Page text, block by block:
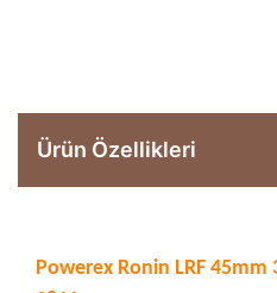
Ürün Özellikleri
Powerex Ronin LRF 45mm